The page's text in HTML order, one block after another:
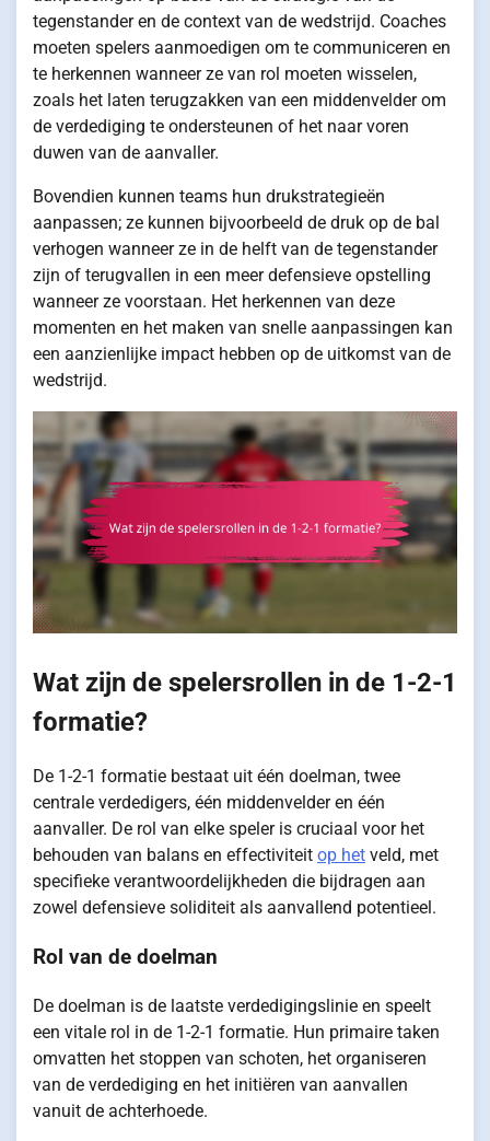
tegenstander en de context van de wedstrijd. Coaches
moeten spelers aanmoedigen om te communiceren en
te herkennen wanneer ze van rol moeten wisselen,
zoals het laten terugzakken van een middenvelder om
de verdediging te ondersteunen of het naar voren
duwen van de aanvaller.
Bovendien kunnen teams hun drukstrategieën
aanpassen; ze kunnen bijvoorbeeld de druk op de bal
verhogen wanneer ze in de helft van de tegenstander
zijn of terugvallen in een meer defensieve opstelling
wanneer ze voorstaan. Het herkennen van deze
momenten en het maken van snelle aanpassingen kan
een aanzienlijke impact hebben op de uitkomst van de
wedstrijd.
Wat zijn de spelersrollen in de 1-2-1
formatie?
De 1-2-1 formatie bestaat uit één doelman, twee
centrale verdedigers, één middenvelder en één
aanvaller. De rol van elke speler is cruciaal voor het
behouden van balans en effectiviteit op het veld, met
specifieke verantwoordelijkheden die bijdragen aan
zowel defensieve soliditeit als aanvallend potentieel.
Rol van de doelman
De doelman is de laatste verdedigingslinie en speelt
een vitale rol in de 1-2-1 formatie. Hun primaire taken
omvatten het stoppen van schoten, het organiseren
van de verdediging en het initiëren van aanvallen
vanuit de achterhoede.